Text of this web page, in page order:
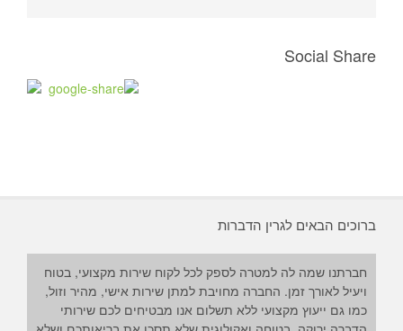
Social Share
ברוכים הבאים לגרין הדברות
חברתנו שמה לה למטרה לספק לכל לקוח שירות מקצועי, בטוח
ויעיל לאורך זמן. החברה מחויבת למתן שירות אישי, מהיר וזול,
כמו גם ייעוץ מקצועי ללא תשלום אנו מבטיחים לכם שירותי